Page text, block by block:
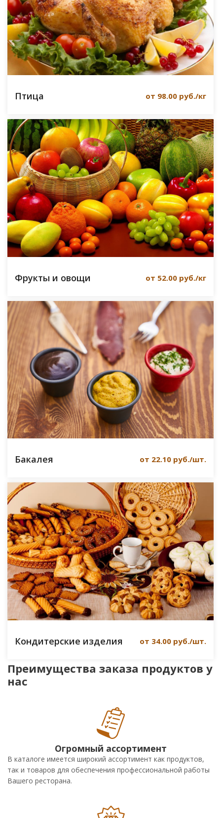
Птица от 98.00 руб./кг
Фрукты и овощи от 52.00 руб./кг
Бакалея от 22.10 руб./шт.
Кондитерские изделия от 34.00 руб./шт.
Преимущества заказа продуктов у
нас
Огромный ассортимент
В каталоге имеется широкий ассортимент как продуктов,
так и товаров для обеспечения профессиональной работы
Вашего ресторана.